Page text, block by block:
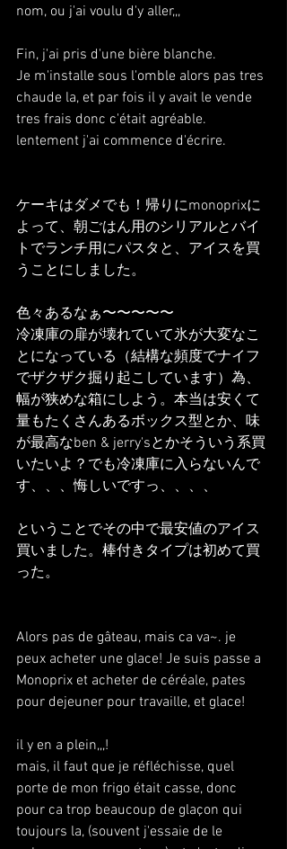
nom, ou j'ai voulu d'y aller,,,
Fin, j'ai pris d'une bière blanche.
Je m'installe sous l'omble alors pas tres
chaude la, et par fois il y avait le vende
tres frais donc c'était agréable.
lentement j'ai commence d'écrire.
ケーキはダメでも！帰りにmonoprixに
よって、朝ごはん用のシリアルとバイ
トでランチ用にパスタと、アイスを買
うことにしました。
色々あるなぁ〜〜〜〜〜
冷凍庫の扉が壊れていて氷が大変なこ
とになっている（結構な頻度でナイフ
でザクザク掘り起こしています）為、
幅が狭めな箱にしよう。本当は安くて
量もたくさんあるボックス型とか、味
が最高なben & jerry'sとかそういう系買
いたいよ？でも冷凍庫に入らないんで
す、、、悔しいですっ、、、、
ということでその中で最安値のアイス
買いました。棒付きタイプは初めて買
った。
Alors pas de gâteau, mais ca va~. je
peux acheter une glace! Je suis passe a
Monoprix et acheter de céréale, pates
pour dejeuner pour travaille, et glace!
il y en a plein,,,!
mais, il faut que je réfléchisse, quel
porte de mon frigo était casse, donc
pour ca trop beaucoup de glaçon qui
toujours la, (souvent j'essaie de le